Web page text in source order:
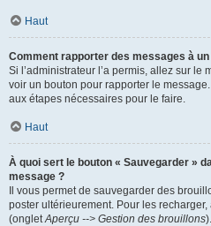
Haut
Comment rapporter des messages à
Si l’administrateur l’a permis, allez sur le
voir un bouton pour rapporter le
aux étapes nécessaires pour le faire.
Haut
À quoi sert le bouton « Sauvegarder »
message ?
Il vous permet de sauvegarder des
poster ultérieurement. Pour les
(ongletAperçu --> Gestion des brouillons).